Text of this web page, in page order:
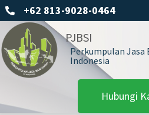
+62 813-9028-0464
PJBSI
Perkumpulan Jasa
Indonesia
Hubungi